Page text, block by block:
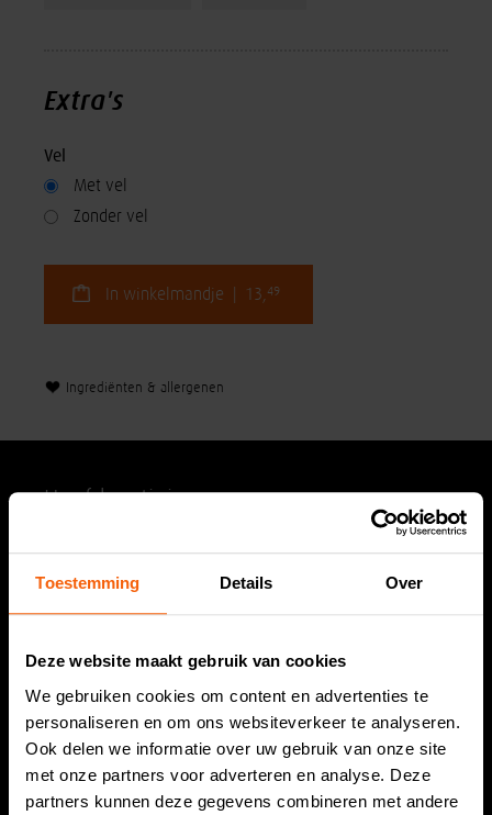
Toestemming Details Over
Deze website maakt gebruik van cookies
We gebruiken cookies om content en advertenties te
personaliseren en om ons websiteverkeer te analyseren.
Ook delen we informatie over uw gebruik van onze site
met onze partners voor adverteren en analyse. Deze
partners kunnen deze gegevens combineren met andere
Extra's
Vel
Met vel
Zonder vel
In winkelmandje | 13, 49
Ingrediënten & allergenen
Hoofdvestiging
Dirks Vishandel
Hoornesplein 125a
Tel. 071 408 17 07
info@dirksvishandel.nl
Openingstijden
Maandag:
Gesloten